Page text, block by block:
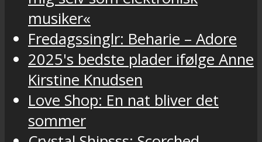
musiker«
Fredagssinglr: Beharie – Adore
2025's bedste plader ifølge Anne
Kirstine Knudsen
Love Shop: En nat bliver det
sommer